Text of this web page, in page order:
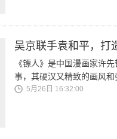
吴京联手袁和平，打
《镖人》是中国漫画家许
事，其硬汉又精致的画风
5月26日 16:32:00